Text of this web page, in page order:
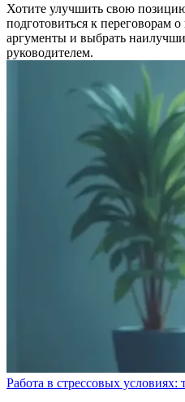
Хотите улучшить свою
подготовиться к переговорам
аргументы и выбрать
руководителем.
Работа в стрессовых